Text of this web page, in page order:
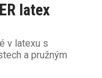
latex
v latexu s
a pružným